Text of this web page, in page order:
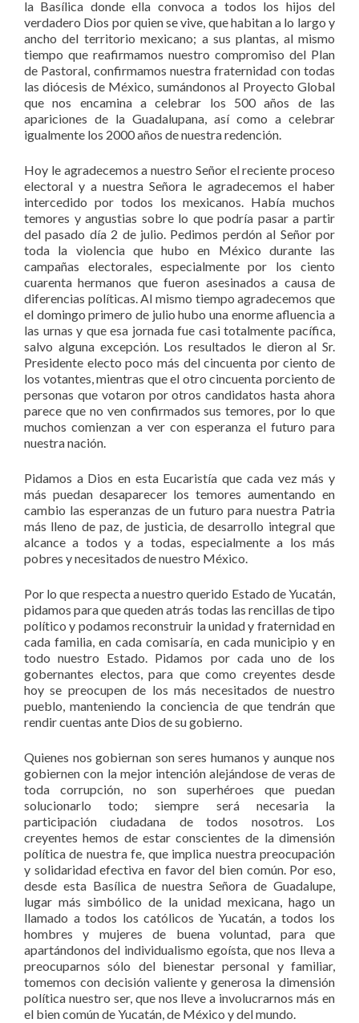
la Basílica donde ella convoca a todos los hijos del
verdadero Dios por quien se vive, que habitan a lo largo y
ancho del territorio mexicano; a sus plantas, al mismo
tiempo que reafirmamos nuestro compromiso del Plan
de Pastoral, confirmamos nuestra fraternidad con todas
las diócesis de México, sumándonos al Proyecto Global
que nos encamina a celebrar los 500 años de las
apariciones de la Guadalupana, así como a celebrar
igualmente los 2000 años de nuestra redención.
Hoy le agradecemos a nuestro Señor el reciente proceso
electoral y a nuestra Señora le agradecemos el haber
intercedido por todos los mexicanos. Había muchos
temores y angustias sobre lo que podría pasar a partir
del pasado día 2 de julio. Pedimos perdón al Señor por
toda la violencia que hubo en México durante las
campañas electorales, especialmente por los ciento
cuarenta hermanos que fueron asesinados a causa de
diferencias políticas. Al mismo tiempo agradecemos que
el domingo primero de julio hubo una enorme afluencia a
las urnas y que esa jornada fue casi totalmente pacífica,
salvo alguna excepción. Los resultados le dieron al Sr.
Presidente electo poco más del cincuenta por ciento de
los votantes, mientras que el otro cincuenta porciento de
personas que votaron por otros candidatos hasta ahora
parece que no ven confirmados sus temores, por lo que
muchos comienzan a ver con esperanza el futuro para
nuestra nación.
Pidamos a Dios en esta Eucaristía que cada vez más y
más puedan desaparecer los temores aumentando en
cambio las esperanzas de un futuro para nuestra Patria
más lleno de paz, de justicia, de desarrollo integral que
alcance a todos y a todas, especialmente a los más
pobres y necesitados de nuestro México.
Por lo que respecta a nuestro querido Estado de Yucatán,
pidamos para que queden atrás todas las rencillas de tipo
político y podamos reconstruir la unidad y fraternidad en
cada familia, en cada comisaría, en cada municipio y en
todo nuestro Estado. Pidamos por cada uno de los
gobernantes electos, para que como creyentes desde
hoy se preocupen de los más necesitados de nuestro
pueblo, manteniendo la conciencia de que tendrán que
rendir cuentas ante Dios de su gobierno.
Quienes nos gobiernan son seres humanos y aunque nos
gobiernen con la mejor intención alejándose de veras de
toda corrupción, no son superhéroes que puedan
solucionarlo todo; siempre será necesaria la
participación ciudadana de todos nosotros. Los
creyentes hemos de estar conscientes de la dimensión
política de nuestra fe, que implica nuestra preocupación
y solidaridad efectiva en favor del bien común. Por eso,
desde esta Basílica de nuestra Señora de Guadalupe,
lugar más simbólico de la unidad mexicana, hago un
llamado a todos los católicos de Yucatán, a todos los
hombres y mujeres de buena voluntad, para que
apartándonos del individualismo egoísta, que nos lleva a
preocuparnos sólo del bienestar personal y familiar,
tomemos con decisión valiente y generosa la dimensión
política nuestro ser, que nos lleve a involucrarnos más en
el bien común de Yucatán, de México y del mundo.